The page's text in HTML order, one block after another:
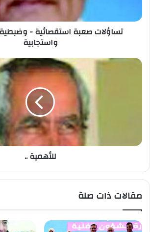
تساؤلات صعبة استقصائية -
واستجابية
للأهمية ..
مقالات ذات صلة